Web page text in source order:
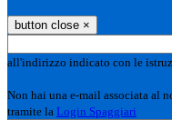
button close ×
all'indirizzo indicato con le
Non hai una e-mail associata al
tramite la Login Spaggiari